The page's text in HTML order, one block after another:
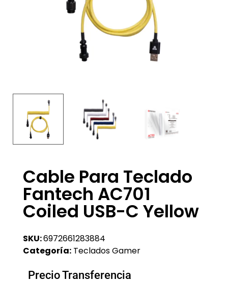
Cable Para Teclado
Fantech AC701
Coiled USB-C Yellow
SKU:6972661283884
Categoría: Teclados Gamer
Precio Transferencia